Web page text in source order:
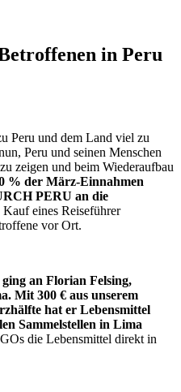
in Peru
Peru und dem Land viel zu
Peru und seinen Menschen
zeigen und beim Wiederaufbau
% der März-Einnahmen
PERU an die
eines Reiseführer
vor Ort.
an Florian Felsing,
Mit 300 € aus unserem
hat er Lebensmittel
Sammelstellen in Lima
die Lebensmittel direkt in